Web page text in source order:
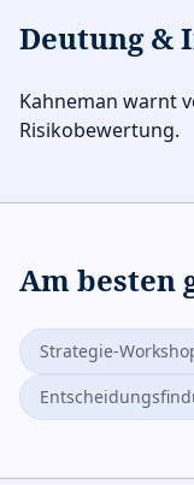
Deutung &
Kahneman warnt
Risikobewertung.
Am besten
Strategie-